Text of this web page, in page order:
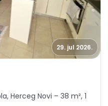
29. jul 2026.
Herceg Novi – 38 m², 1